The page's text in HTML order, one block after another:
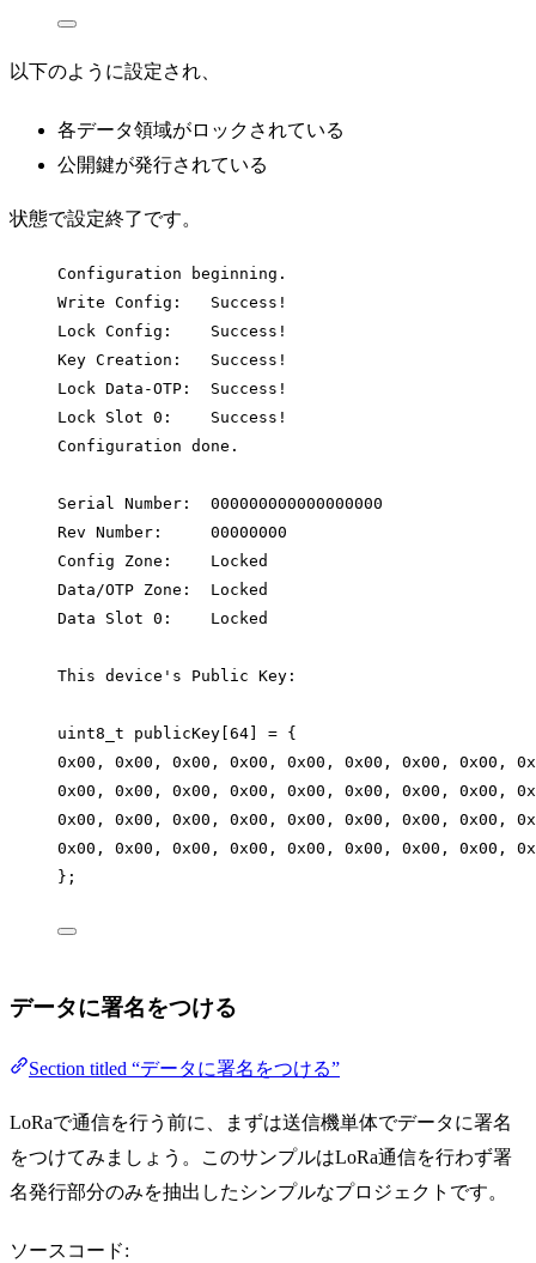
以下のように設定され、
各データ領域がロックされている
公開鍵が発行されている
状態で設定終了です。
Configuration beginning.
Write Config:   Success!
Lock Config:    Success!
Key Creation:   Success!
Lock Data-OTP:  Success!
Lock Slot 0:    Success!
Configuration done.
Serial Number:  000000000000000000
Rev Number:     00000000
Config Zone:    Locked
Data/OTP Zone:  Locked
Data Slot 0:    Locked
This device's Public Key:
uint8_t publicKey[64] = {
0x00, 0x00, 0x00, 0x00, 0x00, 0x00, 0x00, 0x00,
0x00, 0x00, 0x00, 0x00, 0x00, 0x00, 0x00, 0x00,
0x00, 0x00, 0x00, 0x00, 0x00, 0x00, 0x00, 0x00,
0x00, 0x00, 0x00, 0x00, 0x00, 0x00, 0x00, 0x00,
};
データに署名をつける
Section titled “データに署名をつける”
LoRaで通信を行う前に、まずは送信機単体でデータに署名
をつけてみましょう。このサンプルはLoRa通信を行わず署
名発行部分のみを抽出したシンプルなプロジェクトです。
ソースコード: